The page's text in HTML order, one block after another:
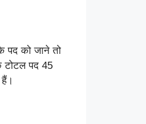
पद को जाने तो
टोटल पद 45